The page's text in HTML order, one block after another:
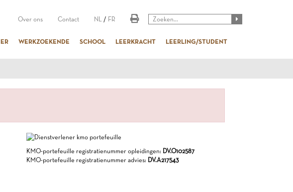
Over ons Contact NL / FR
WERKZOEKENDE SCHOOL LEERKRACHT LEERLING/STUDENT
KMO-portefeuille registratienummer opleidingen: DV.O102587
KMO-portefeuille registratienummer advies: DV.A217543